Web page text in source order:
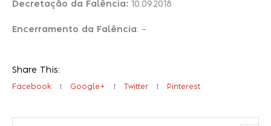
Decretação da Falência: 10.09.2018
Encerramento da Falência: –
Share This:
Facebook Google+ Twitter Pinterest